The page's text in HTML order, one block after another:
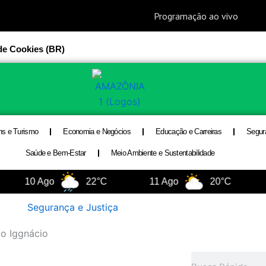
Cookies (BR)
e Turismo Economia e Negócios Educação e Carreiras
Saúde e Bem-Estar Meio Ambiente e Sustentabilidade
10 Ago 22°C 11 Ago 20°C 12
Segurança e Justiça
Iggnácio